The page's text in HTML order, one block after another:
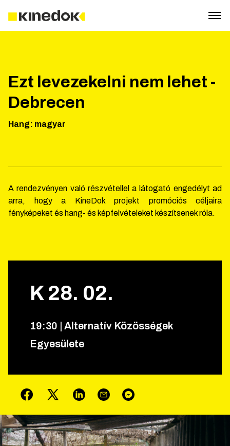
Ezt levezekelni nem lehet -
Debrecen
Hang: magyar
A rendezvényen való részvétellel a látogató engedélyt ad
arra, hogy a KineDok projekt promóciós céljaira
fényképeket és hang- és képfelvételeket készítsenek róla.
K 28. 02.
19:30
Alternatív Közösségek
Egyesülete